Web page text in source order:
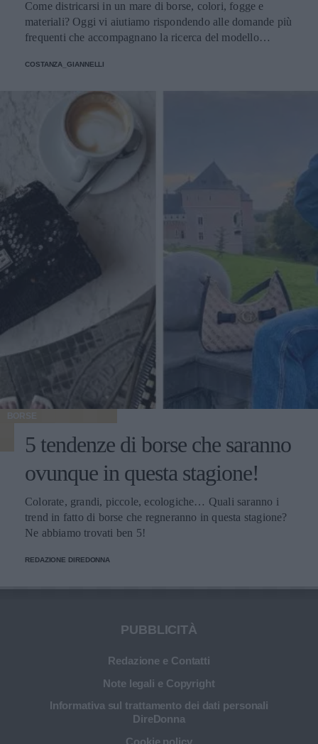
Come districarsi in un mare di borse, colori, fogge e
materiali? Oggi vi aiutiamo rispondendo alle domande più
frequenti che accompagnano la ricerca del modello
COSTANZA_GIANNELLI
BORSE
5 tendenze di borse che saranno
ovunque in questa stagione!
Colorate, grandi, piccole, ecologiche… Quali saranno i
trend in fatto di borse che regneranno in questa stagione?
Ne abbiamo trovati ben 5!
REDAZIONE DIREDONNA
PUBBLICITÀ
Redazione e Contatti
Note legali e Copyright
Informativa sul trattamento dei dati personali
DireDonna
Cookie policy